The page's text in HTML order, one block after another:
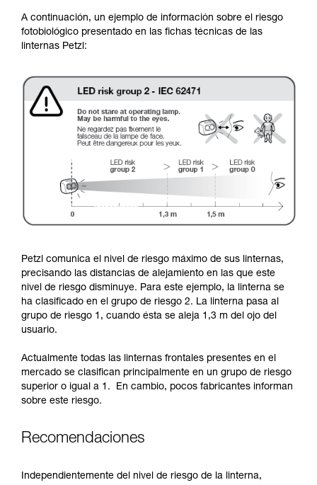
A continuación, un ejemplo de información sobre el riesgo
fotobiológico presentado en las fichas técnicas de las
linternas Petzl:
Petzl comunica el nivel de riesgo máximo de sus linternas,
precisando las distancias de alejamiento en las que este
nivel de riesgo disminuye. Para este ejemplo, la linterna se
ha clasificado en el grupo de riesgo 2. La linterna pasa al
grupo de riesgo 1, cuando ésta se aleja 1,3 m del ojo del
usuario.
Actualmente todas las linternas frontales presentes en el
mercado se clasifican principalmente en un grupo de riesgo
superior o igual a 1. En cambio, pocos fabricantes informan
sobre este riesgo.
Recomendaciones
Independientemente del nivel de riesgo de la linterna,